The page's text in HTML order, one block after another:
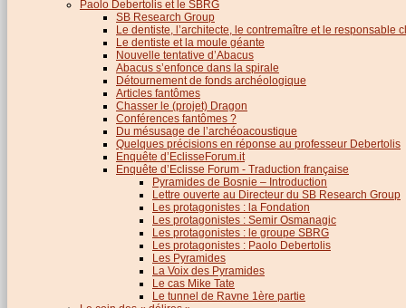
Paolo Debertolis et le SBRG
SB Research Group
Le dentiste, l’architecte, le contremaître et le responsable
Le dentiste et la moule géante
Nouvelle tentative d’Abacus
Abacus s’enfonce dans la spirale
Détournement de fonds archéologique
Articles fantômes
Chasser le (projet) Dragon
Conférences fantômes ?
Du mésusage de l’archéoacoustique
Quelques précisions en réponse au professeur Debertolis
Enquête d’EclisseForum.it
Enquête d’Eclisse Forum - Traduction française
Pyramides de Bosnie – Introduction
Lettre ouverte au Directeur du SB Research Group
Les protagonistes : la Fondation
Les protagonistes : Semir Osmanagic
Les protagonistes : le groupe SBRG
Les protagonistes : Paolo Debertolis
Les Pyramides
La Voix des Pyramides
Le cas Mike Tate
Le tunnel de Ravne 1ère partie